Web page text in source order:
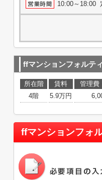
10:00～18:00
ffマンションフォルテ
所在階 賃料 管理費
4階
5.9万円
ffマンションフォ